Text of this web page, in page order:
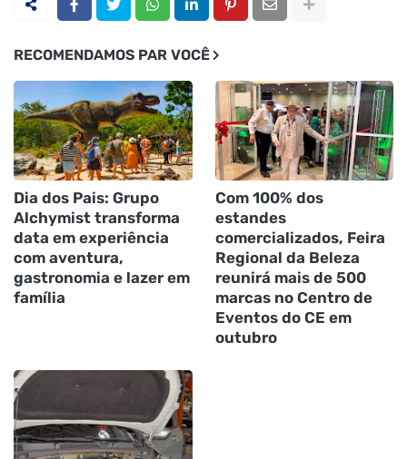
RECOMENDAMOS PAR VOCÊ
Dia dos Pais: Grupo
Alchymist transforma
data em experiência
com aventura,
gastronomia e lazer em
família
Com 100% dos
estandes
comercializados, Feira
Regional da Beleza
reunirá mais de 500
marcas no Centro de
Eventos do CE em
outubro